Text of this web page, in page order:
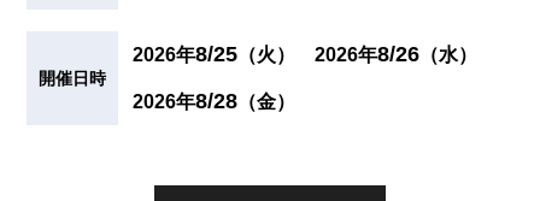
開催日時
2026年8/25 （火） 2026年8/26 （水）
2026年8/28 （金）